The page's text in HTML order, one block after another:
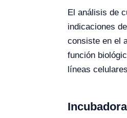
El análisis de
indicaciones
consiste en el
función
líneas